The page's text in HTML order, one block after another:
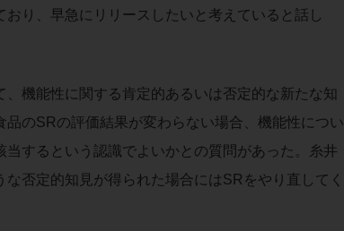
り、早急にリリースしたいと考えていると話し
機能性に関する肯定的あるいは否定的な新たな知
のSRの評価結果が変わらない場合、機能性につい
するという認識でよいかとの質問があった。糸井
否定的知見が得られた場合にはSRをやり直してく